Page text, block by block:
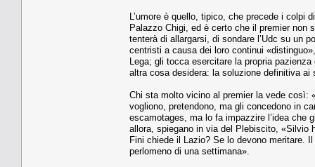
L’umore è quello, tipico, che precede i colpi
Palazzo Chigi, ed è certo che il premier non
tenterà di allargarsi, di sondare l’Udc su un
centristi a causa dei loro continui
Lega; gli tocca esercitare la propria
altra cosa desidera: la soluzione definitiva
Chi sta molto vicino al premier la vede così:
vogliono, pretendono, ma gli concedono in
escamotages, ma lo fa impazzire l’idea che
allora, spiegano in via del Plebiscito, «Silvio
Fini chiede il Lazio? Se lo devono meritare.
perlomeno di una settimana».